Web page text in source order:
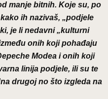
manje bitnih. Koje su, po
ih nazivaš, „podjele
je li nedavni „kulturni
onih koji pohađaju
Modea i onih koji
linija podjele, ili su te
drugoj no što izgleda na